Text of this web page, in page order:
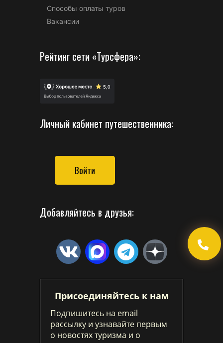
Способы оплаты туров
Вакансии
Рейтинг сети «Турсфера»:
Личный кабинет путешественника:
Войти
Добавляйтесь в друзья:
Присоединяйтесь к нам
Подпишитесь на email
рассылку и узнавайте первым
о новостях туризма и о